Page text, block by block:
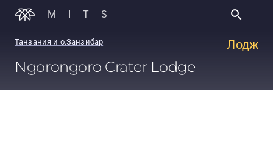
MITS
Лодж
Танзания и о.Занзибар
Ngorongoro Crater Lodge